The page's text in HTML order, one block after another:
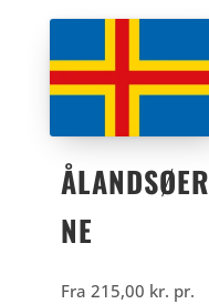
ÅLANDSØER
NE
Fra 215,00 kr. pr.